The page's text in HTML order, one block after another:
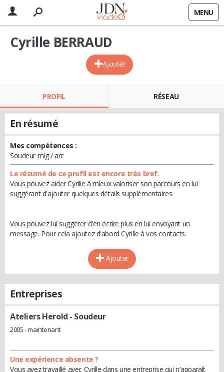
MENU
Ajouter
Cyrille BERRAUD
PROFIL RÉSEAU
En résumé
Mes compétences :
Soudeur mig / arc
Le résumé de ce profil est encore très bref.
Vous pouvez aider Cyrille à mieux valoriser son parcours en lui
suggérant d'ajouter quelques détails supplémentaires.
Vous pouvez lui suggérer d'en écrire plus en lui envoyant un
message. Pour cela ajoutez d'abord Cyrille à vos contacts.
Ajouter
Entreprises
Ateliers Herold - Soudeur
2005 - maintenant
Une expérience absente ?
Vous avez travaillé avec Cyrille dans une entreprise qui n'apparaît